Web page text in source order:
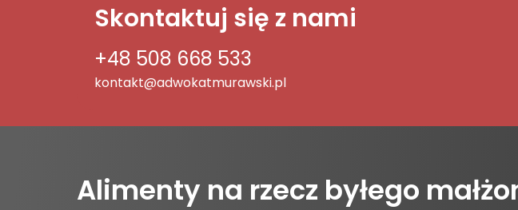
Skontaktuj się z nami
+48 508 668 533
kontakt@adwokatmurawski.pl
Alimenty na rzecz byłego